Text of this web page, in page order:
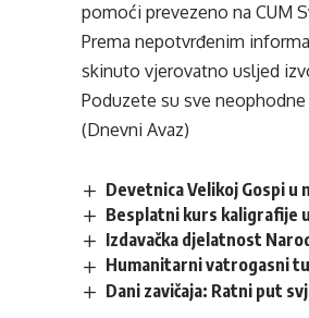
pomoći prevezeno na CUM
Prema nepotvrđenim
skinuto vjerovatno usljed
Poduzete su sve
(Dnevni Avaz)
Devetnica Velikoj Gospi
Besplatni kurs kaligrafije
Izdavačka djelatnost
Humanitarni vatrogasni
Dani zavičaja: Ratni put